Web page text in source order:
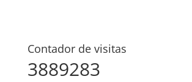
Contador de visitas
3889283